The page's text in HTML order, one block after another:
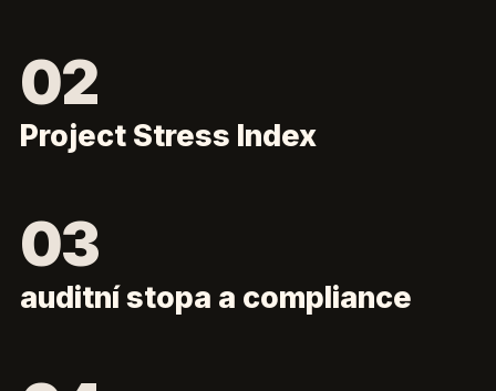
Project Stress Index
auditní stopa a compliance